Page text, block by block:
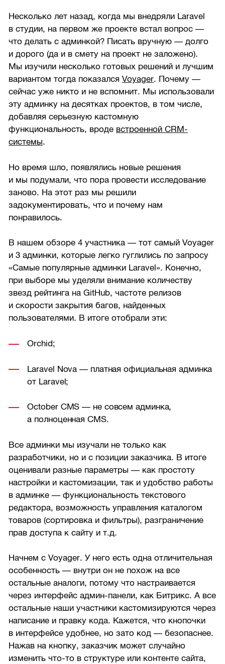
Несколько лет назад, когда мы внедряли Laravel
в студии, на первом же проекте встал вопрос —
что делать с админкой? Писать вручную — долго
и дорого (да и в смету на проект не заложено).
Мы изучили несколько готовых решений и лучшим
вариантом тогда показалсяVoyager. Почему —
сейчас уже никто и не вспомнит. Мы использовали
эту админку на десятках проектов, в том числе,
добавляя серьезную кастомную
функциональность, вроде встроенной CRM-
системы.
Но время шло, появлялись новые решения
и мы подумали, что пора провести исследование
заново. На этот раз мы решили
задокументировать, что и почему нам
понравилось.
В нашем обзоре 4 участника — тот самый Voyager
и 3 админки, которые легко гуглились по запросу
«Самые популярные админки Laravel». Конечно,
при выборе мы уделяли внимание количеству
звезд рейтинга на GitHub, частоте релизов
и скорости закрытия багов, найденных
пользователями. В итоге отобрали эти:
Orchid;
Laravel Nova — платная официальная админка
от Laravel;
October CMS — не совсем админка,
а полноценная CMS.
Все админки мы изучали не только как
разработчики, но и с позиции заказчика. В итоге
оценивали разные параметры — как простоту
настройки и кастомизации, так и удобство работы
в админке — функциональность текстового
редактора, возможность управления каталогом
товаров (сортировка и фильтры), разграничение
прав доступа к сайту и т.д.
Начнем с Voyager. У него есть одна отличительная
особенность — внутри он не похож на все
остальные аналоги, потому что настраивается
через интерфейс админ-панели, как Битрикс. А все
остальные наши участники кастомизируются через
написание и правку кода. Кажется, что кнопочки
в интерфейсе удобнее, но зато код — безопаснее.
Нажав на кнопку, заказчик может случайно
изменить что-то в структуре или контенте сайта,